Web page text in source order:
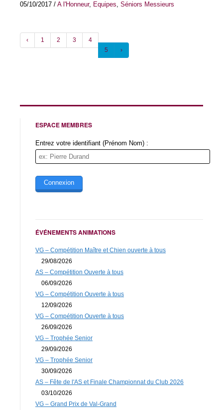
05/10/2017 / A l'Honneur, Equipes, Séniors Messieurs
‹ 1 2 3
4
5
›
ESPACE MEMBRES
Entrez votre identifiant (Prénom Nom) :
ÉVÉNEMENTS ANIMATIONS
VG – Compétition Maître et Chien ouverte à tous
29/08/2026
AS – Compétition Ouverte à tous
06/09/2026
VG – Compétition Ouverte à tous
12/09/2026
VG – Compétition Ouverte à tous
26/09/2026
VG – Trophée Senior
29/09/2026
VG – Trophée Senior
30/09/2026
AS – Fête de l'AS et Finale Championnat du Club 2026
03/10/2026
VG – Grand Prix de Val-Grand